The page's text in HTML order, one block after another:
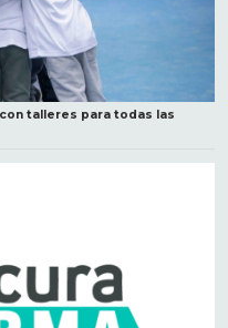
talleres para todas las